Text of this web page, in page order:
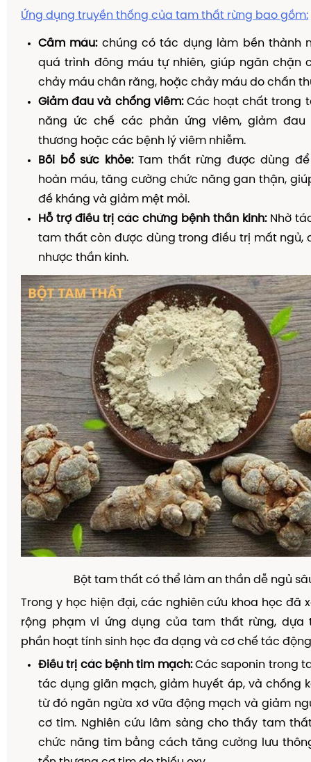
Ứng dụng truyền thống của tam thất rừng bao gồm:
Cầm máu:chúng có tác dụng làm bền thành
quá trình đông máu tự nhiên, giúp ngăn chặn
chảy máu chân răng, hoặc chảy máu do chấn
Giảm đau và chống viêm:Các hoạt chất trong
năng ức chế các phản ứng viêm, giảm đau
thương hoặc các bệnh lý viêm nhiễm.
Bồi bổ sức khỏe:Tam thất rừng được dùng
hoàn máu, tăng cường chức năng gan thận,
đề kháng và giảm mệt mỏi.
Hỗ trợ điều trị các chứng bệnh thần kinh:Nhờ
tam thất còn được dùng trong điều trị mất ngủ,
nhược thần kinh.
Bột tam thất có thể làm an thần dễ ngủ
Trong y học hiện đại, các nghiên cứu khoa học đã
rộng phạm vi ứng dụng của tam thất rừng, dựa
phần hoạt tính sinh học đa dạng và cơ chế tác
Điều trị các bệnh tim mạch:Các saponin trong
tác dụng giãn mạch, giảm huyết áp, và chống
từ đó ngăn ngừa xơ vữa động mạch và giảm
cơ tim. Nghiên cứu lâm sàng cho thấy tam
chức năng tim bằng cách tăng cường lưu